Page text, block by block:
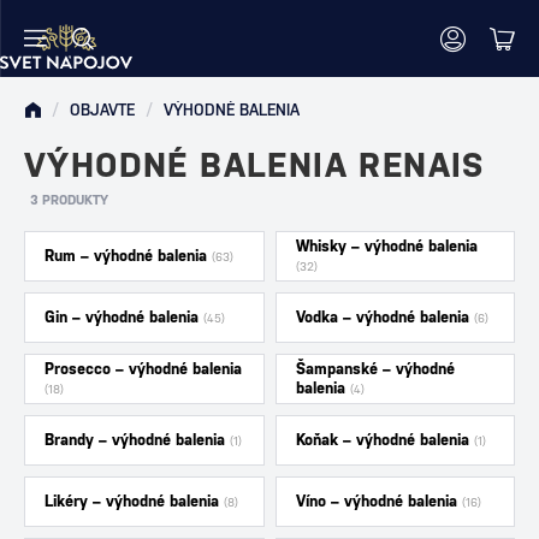
/ OBJAVTE / VÝHODNÉ BALENIA
VÝHODNÉ BALENIA RENAIS
3 PRODUKTY
Rum – výhodné balenia (63)
Whisky – výhodné balenia
(32)
Gin – výhodné balenia (45) Vodka – výhodné balenia (6)
Prosecco – výhodné balenia
(18)
Šampanské – výhodné
balenia (4)
Brandy – výhodné balenia (1) Koňak – výhodné balenia (1)
Likéry – výhodné balenia (8) Víno – výhodné balenia (16)